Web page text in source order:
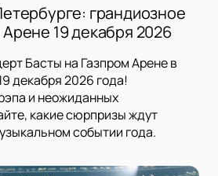
грандиозное
19 декабря 2026
Басты на Газпром Арене в
декабря 2026 года!
и неожиданных
какие сюрпризы ждут
событии года.